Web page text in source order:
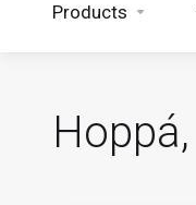
Products